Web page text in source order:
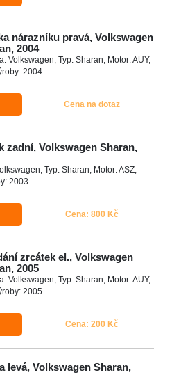
nárazníku pravá, Volkswagen
2004
Volkswagen, Typ: Sharan, Motor: AUY,
2004
Cena na dotaz
zadní, Volkswagen Sharan,
Typ: Sharan, Motor: ASZ,
2003
Cena: 800 Kč
zrcátek el., Volkswagen
2005
Volkswagen, Typ: Sharan, Motor: AUY,
2005
Cena: 200 Kč
levá, Volkswagen Sharan,